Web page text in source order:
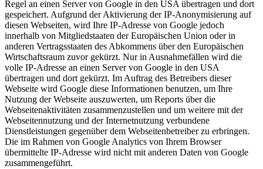
Regel an einen Server von Google in den USA übertragen und dort
gespeichert. Aufgrund der Aktivierung der IP-Anonymisierung auf
diesen Webseiten, wird Ihre IP-Adresse von Google jedoch
innerhalb von Mitgliedstaaten der Europäischen Union oder in
anderen Vertragsstaaten des Abkommens über den Europäischen
Wirtschaftsraum zuvor gekürzt. Nur in Ausnahmefällen wird die
volle IP-Adresse an einen Server von Google in den USA
übertragen und dort gekürzt. Im Auftrag des Betreibers dieser
Webseite wird Google diese Informationen benutzen, um Ihre
Nutzung der Webseite auszuwerten, um Reports über die
Webseitenaktivitäten zusammenzustellen und um weitere mit der
Webseitennutzung und der Internetnutzung verbundene
Dienstleistungen gegenüber dem Webseitenbetreiber zu erbringen.
Die im Rahmen von Google Analytics von Ihrem Browser
übermittelte IP-Adresse wird nicht mit anderen Daten von Google
zusammengeführt.